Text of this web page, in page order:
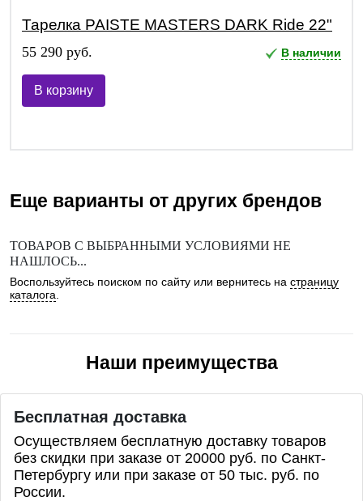
Тарелка PAISTE MASTERS DARK Ride 22"
55 290 руб. В наличии
В корзину
Еще варианты от других брендов
ТОВАРОВ С ВЫБРАННЫМИ УСЛОВИЯМИ НЕ
НАШЛОСЬ...
Воспользуйтесь поиском по сайту или вернитесь на страницу
каталога
Наши преимущества
Бесплатная доставка
Осуществляем бесплатную доставку товаров
без скидки при заказе от 20000 руб. по Санкт-
Петербургу или при заказе от 50 тыс. руб. по
России.